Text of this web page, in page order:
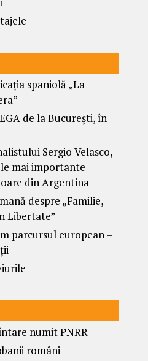
spaniolă „La
de la București, în
Sergio Velasco,
mai importante
din Argentina
despre „Familie,
Libertate”
parcursul european –
numit PNRR
români